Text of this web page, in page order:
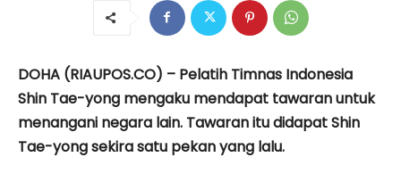
DOHA (RIAUPOS.CO) – Pelatih Timnas Indonesia
Shin Tae-yong mengaku mendapat tawaran untuk
menangani negara lain. Tawaran itu didapat Shin
Tae-yong sekira satu pekan yang lalu.